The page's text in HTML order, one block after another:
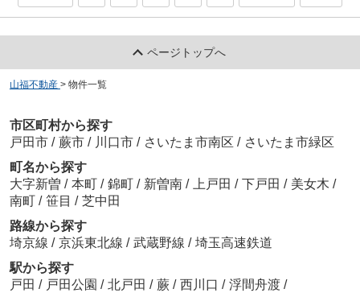
ページトップへ
山福不動産 > 物件一覧
市区町村から探す
戸田市 / 蕨市 / 川口市 / さいたま市南区 / さいたま市緑区
町名から探す
大字新曽 / 本町 / 錦町 / 新曽南 / 上戸田 / 下戸田 / 美女木 /
南町 / 笹目 / 芝中田
路線から探す
埼京線 / 京浜東北線 / 武蔵野線 / 埼玉高速鉄道
駅から探す
戸田 / 戸田公園 / 北戸田 / 蕨 / 西川口 / 浮間舟渡 /